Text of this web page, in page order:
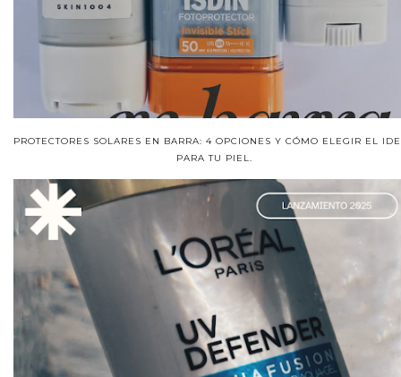
PROTECTORES SOLARES EN BARRA: 4 OPCIONES Y CÓMO ELEGIR EL
PARA TU PIEL.